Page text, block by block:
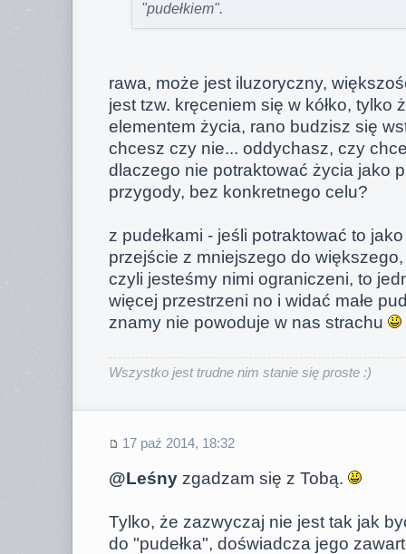
"pudełkiem".
rawa, może jest iluzoryczny,
jest tzw. kręceniem się w kółko, tylko
elementem życia, rano budzisz się
chcesz czy nie... oddychasz, czy
dlaczego nie potraktować życia jako
przygody, bez konkretnego celu?
z pudełkami - jeśli potraktować to
przejście z mniejszego do
czyli jesteśmy nimi ograniczeni, to
więcej przestrzeni no i widać małe
znamy nie powoduje w nas strachu
Wszystko jest trudne nim stanie się proste :)
17 paź 2014, 18:32
@Leśny zgadzam się z Tobą.
Tylko, że zazwyczaj nie jest tak jak
do "pudełka", doświadcza jego